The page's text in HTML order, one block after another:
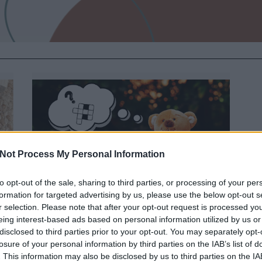
Process My Personal Information
opt-out of the sale, sharing to third parties, or processing of your
for targeted advertising by us, please use the below opt-out
selection. Please note that after your opt-out request is processed
interest-based ads based on personal information utilized by us
to third parties prior to your opt-out. You may separately
of your personal information by third parties on the IAB’s list of
This information may also be disclosed by us to third parties on the
MACKÓS FEJTÖRŐK A
REJTVÉNYFEJTŐK NAPJÁRA
BY:SZÍNESÖTLETEK_TEAM2023. FEB 03.
1957-ben ezen a napon jelent meg a Füles